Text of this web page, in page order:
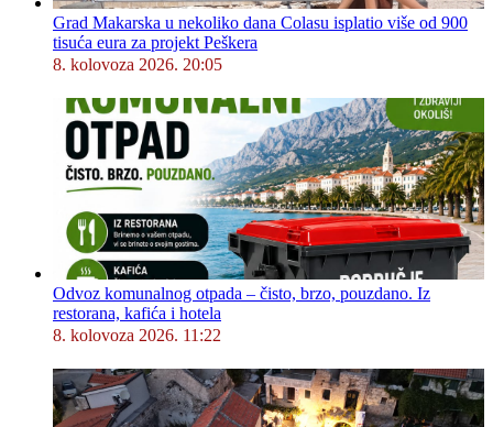
Grad Makarska u nekoliko dana Colasu isplatio više od 900
tisuća eura za projekt Peškera
8. kolovoza 2026. 20:05
Odvoz komunalnog otpada – čisto, brzo, pouzdano. Iz
restorana, kafića i hotela
8. kolovoza 2026. 11:22